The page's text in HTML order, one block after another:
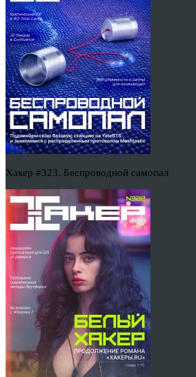
Хакер #323. Беспроводной самопал